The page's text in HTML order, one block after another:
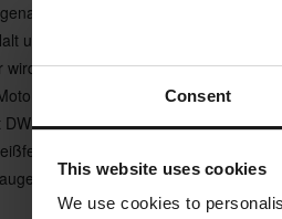
Consent
This website uses cookies
We use cookies to
Leder von höchster Qualität
und ein angenehmes Gefühl auf
wird nicht steif und verliert nicht an
verwendet wurde
Finish (Durable Water Repellent)
erheblich und die DWR
sich nicht mit Wasser voll und